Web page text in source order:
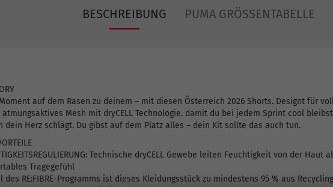
BESCHREIBUNG PUMA GRÖSSENTABELLE
auf dem Rasen zu deinem – mit diesen Österreich 2026 Shorts. Designt für
Mesh mit dryCELL Technologie. damit du bei jedem Sprint cool
dein Herz schlägt. Du gibst auf dem Platz alles – dein Kit sollte das auch tun.
Technische dryCELL Gewebe leiten Feuchtigkeit von der
Tragegefühl
des RE:FIBRE-Programms ist dieses Kleidungsstück zu mindestens 95 % aus